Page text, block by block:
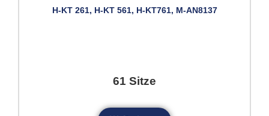
H-KT 261, H-KT 561, H-KT761, M-AN8137
61 Sitze